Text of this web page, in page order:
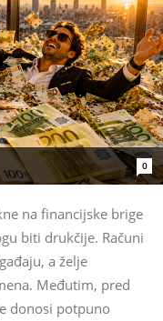
0
na financijske brige
biti drukčije. Računi
a želje
Međutim, pred
donosi potpuno